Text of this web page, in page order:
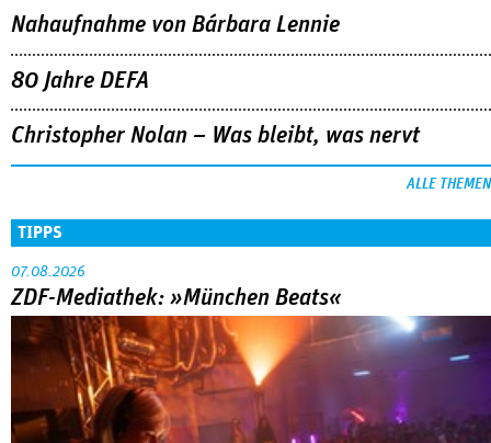
Nahaufnahme von Bárbara Lennie
80 Jahre DEFA
Christopher Nolan – Was bleibt, was nervt
ALLE THEMEN
TIPPS
07.08.2026
ZDF-Mediathek: »München Beats«